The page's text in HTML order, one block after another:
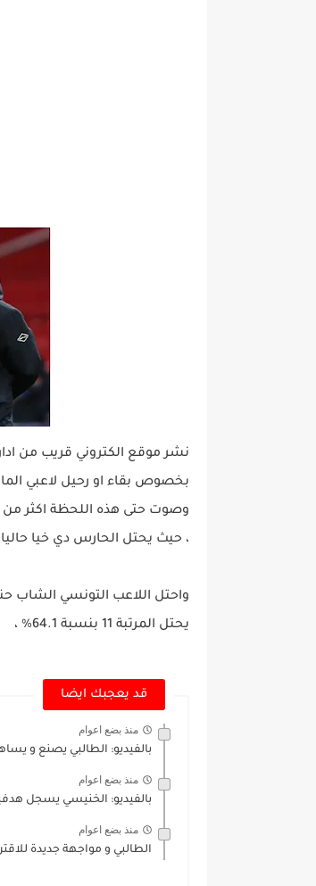
نشر موقع الكتروني قريب من
بخصوص بقاء او رحيل لاعبي
، حيث يحتل الحارس دي خيا حاليا
يحتل المرتبة 11 بنسبة 64.1% ،
قد يعجبك ايضا
منذ بضع اعوام
بالفيديو: الطالبي يصنع و
منذ بضع اعوام
بالفيديو: الخنيسي يسجل
منذ بضع اعوام
الطالبي و مواجهة جديدة